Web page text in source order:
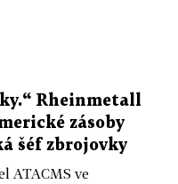
Rheinmetall
zásoby
šéf zbrojovky
ATACMS ve